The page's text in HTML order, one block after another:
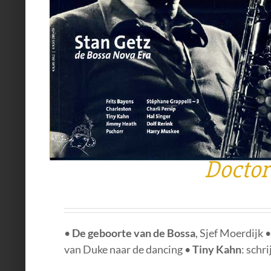
Doctor
• De geboorte van de Bossa, Sjef Moerdijk •
van Duke naar de dancing •Tiny Kahn: